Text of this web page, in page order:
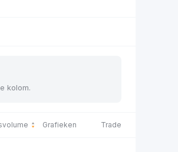
kolom.
Grafieken Trade